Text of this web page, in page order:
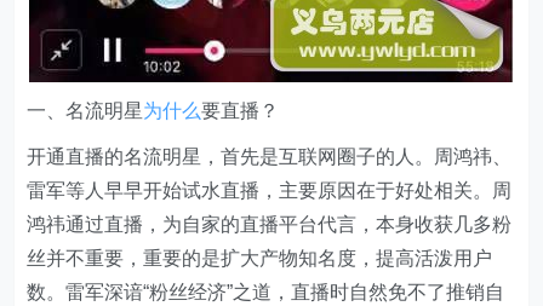
一、名流明星为什么要直播？
开通直播的名流明星，首先是互联网圈子的人。周鸿祎、
雷军等人早早开始试水直播，主要原因在于好处相关。周
鸿祎通过直播，为自家的直播平台代言，本身收获几多粉
丝并不重要，重要的是扩大产物知名度，提高活泼用户
数。雷军深谙“粉丝经济”之道，直播时自然免不了推销自